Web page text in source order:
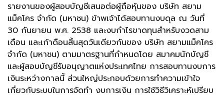
รายงานของผู้สอบบัญชีเสนอต่อผู้ถือหุ้นของ บริษัท สยาม
แม็คโคร จำกัด (มหาชน) ข้าพเจ้าได้สอบทานงบดุล ณ วันที่
30 กันยายน พ.ศ. 2538 และงบกำไรขาดทุนสำหรับงวดสาม
เดือน และเก้าดือนสิ้นสุดวันเดียวกันของ บริษัท สยามแม็คโคร
จำกัด (มหาชน) ตามมาตรฐานที่กำหนดโดย สมาคมนักบัญชี
และผู้สอบบัญชีรับอนุญาตแห่งประเทศไทย การสอบทานงบการ
เงินระหว่างกาลนี้ ส่วนใหญ่ประกอบด้วยการทำความเข้าใจ
เกี่ยวกับระบบในการจัดทำ งบการเงิน การใช้วิธีวิเคราะห์เปรียบ